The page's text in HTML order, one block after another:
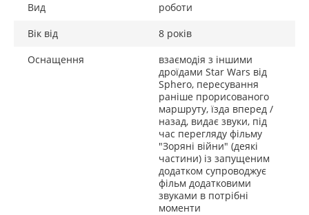
Вид
роботи
Вік від
8 років
Оснащення
взаємодія з іншими
дроїдами Star Wars від
Sphero, пересування
раніше прорисованого
маршруту, їзда вперед /
назад, видає звуки, під
час перегляду фільму
"Зоряні війни" (деякі
частини) із запущеним
додатком супроводжує
фільм додатковими
звуками в потрібні
моменти